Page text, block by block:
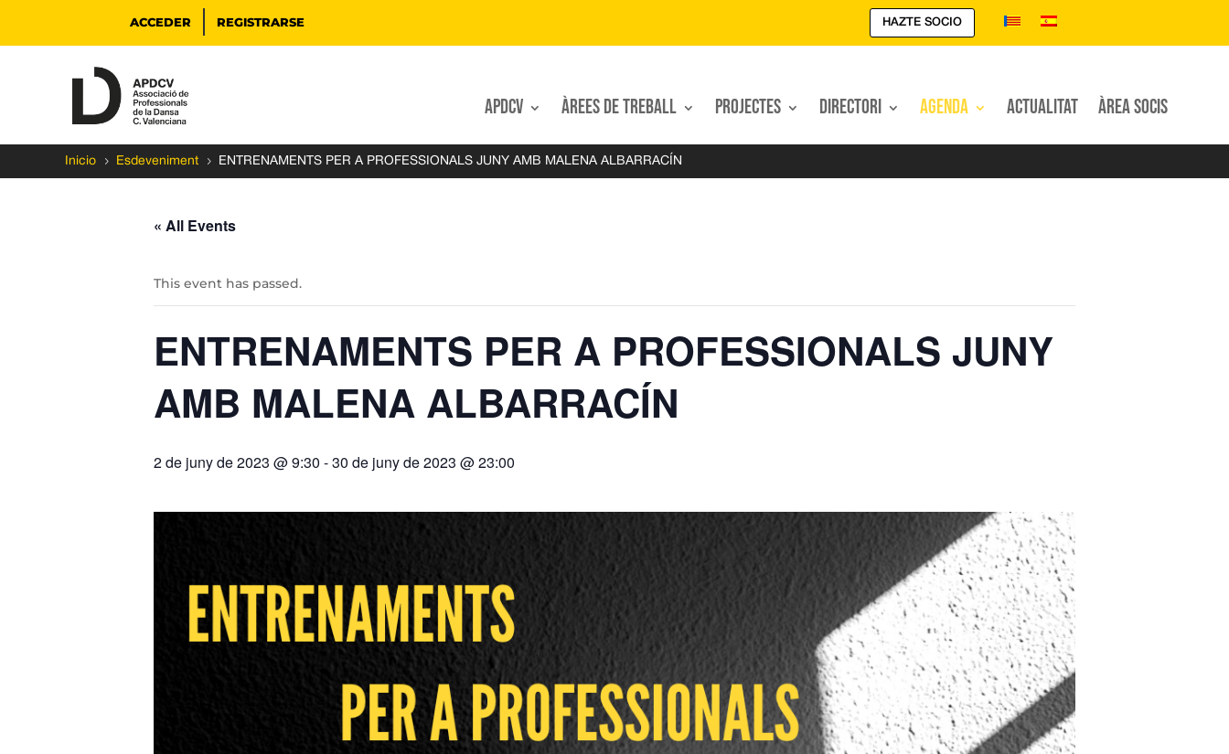
ACCEDER REGISTRARSE HAZTE SOCIO
APDCV Àrees de treball Projectes Directori Agenda Actualitat Àrea Socis
Inicio 5 Esdeveniment 5 ENTRENAMENTS PER A PROFESSIONALS JUNY AMB MALENA ALBARRACÍN
« All Events
This event has passed.
ENTRENAMENTS PER A PROFESSIONALS JUNY
AMB MALENA ALBARRACÍN
2 de juny de 2023 @ 9:30 -30 de juny de 2023 @ 23:00